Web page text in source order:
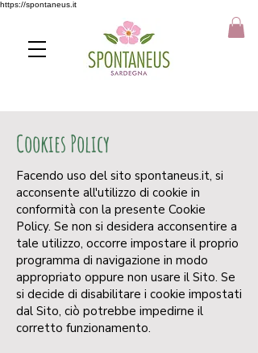
https://spontaneus.it
Cookies Policy
Facendo uso del sito spontaneus.it, si
acconsente all'utilizzo di cookie in
conformità con la presente Cookie
Policy. Se non si desidera acconsentire a
tale utilizzo, occorre impostare il proprio
programma di navigazione in modo
appropriato oppure non usare il Sito. Se
si decide di disabilitare i cookie impostati
dal Sito, ciò potrebbe impedirne il
corretto funzionamento.